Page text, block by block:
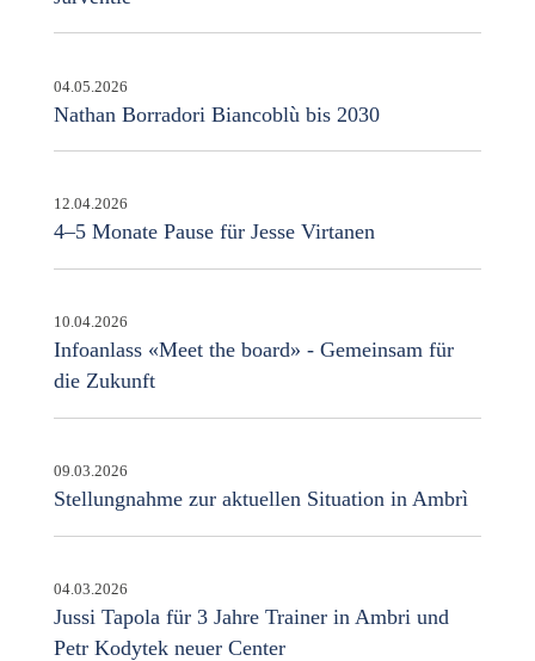
04.05.2026
Nathan Borradori Biancoblù bis 2030
12.04.2026
4–5 Monate Pause für Jesse Virtanen
10.04.2026
Infoanlass «Meet the board» - Gemeinsam für
die Zukunft
09.03.2026
Stellungnahme zur aktuellen Situation in Ambrì
04.03.2026
Jussi Tapola für 3 Jahre Trainer in Ambri und
Petr Kodytek neuer Center